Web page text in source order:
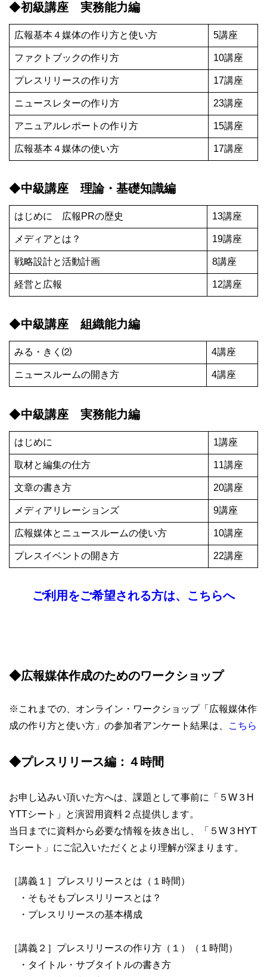
◆初級講座 実務能力編
広報基本４媒体の作り方と使い方 5講座
ファクトブックの作り方 10講座
プレスリリースの作り方 17講座
ニュースレターの作り方 23講座
アニュアルレポートの作り方 15講座
広報基本４媒体の使い方 17講座
◆中級講座 理論・基礎知識編
はじめに 広報PRの歴史 13講座
メディアとは？ 19講座
戦略設計と活動計画 8講座
経営と広報 12講座
◆中級講座 組織能力編
みる・きく⑵ 4講座
ニュースルームの開き方 4講座
◆中級講座 実務能力編
はじめに 1講座
取材と編集の仕方 11講座
文章の書き方 20講座
メディアリレーションズ 9講座
広報媒体とニュースルームの使い方 10講座
プレスイベントの開き方 22講座
ご利用をご希望される方は、こちらへ
◆広報媒体作成のためのワークショップ
※これまでの、オンライン・ワークショップ「広報媒体作
成の作り方と使い方」の参加者アンケート結果は、
こちら
◆プレスリリース編：４時間
お申し込みい頂いた方へは、課題として事前に「５W３H
YTTシート」と演習用資料２点提供します。
当日までに資料から必要な情報を抜き出し、「５W３HYT
Tシート」にご記入いただくとより理解が深まります。
［講義１］プレスリリースとは（１時間）
・そもそもプレスリリースとは？
・プレスリリースの基本構成
［講義２］プレスリリースの作り方（１）（１時間）
・タイトル・サブタイトルの書き方